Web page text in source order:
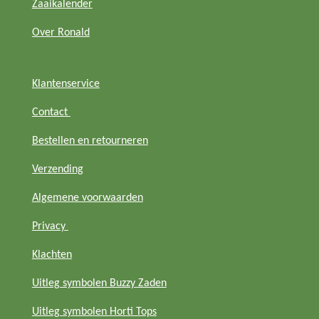
Zaaikalender
Over Ronald
Klantenservice
Contact
Bestellen en retourneren
Verzending
Algemene voorwaarden
Privacy
Klachten
Uitleg symbolen Buzzy Zaden
Uitleg symbolen Horti Tops